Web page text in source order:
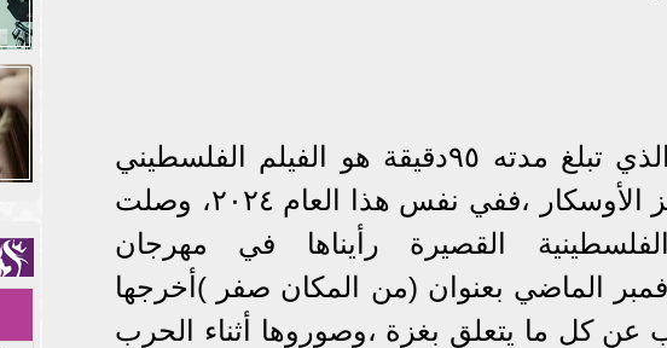
لم يكن فيلم (لا ارض اخري ) الذي تبلغ مدته ٩٥دقيقة هو الفيلم الفلسطيني
الاول الذي يصل الي أبواب جوائز الأوسكار ،ففي نفس هذا العام ٢٠٢٤، وصلت
القصيرة رأيناها في مهرجان
الماضي بعنوان (من المكان صفر )أخرجها
عن كل ما يتعلق بغزة ،وصوروها أثناء الحرب